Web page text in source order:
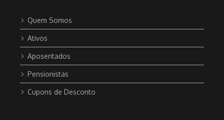
Quem Somos
Ativos
Aposentados
Pensionistas
Cupons de Desconto